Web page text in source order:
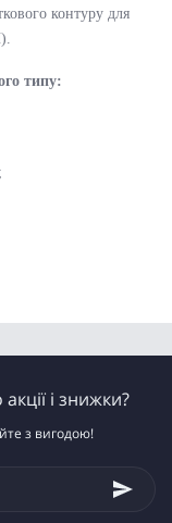
контуру для
типу:
і знижки?
з вигодою!